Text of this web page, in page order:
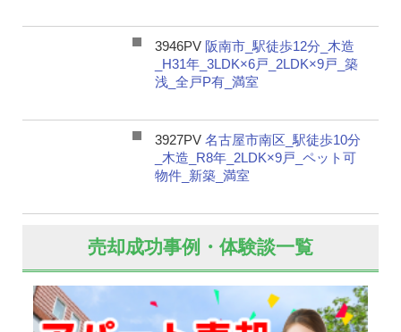
3946PV 阪南市_駅徒歩12分_木造
_H31年_3LDK×6戸_2LDK×9戸_築
浅_全戸P有_満室
3927PV 名古屋市南区_駅徒歩10分
_木造_R8年_2LDK×9戸_ペット可
物件_新築_満室
売却成功事例・体験談一覧